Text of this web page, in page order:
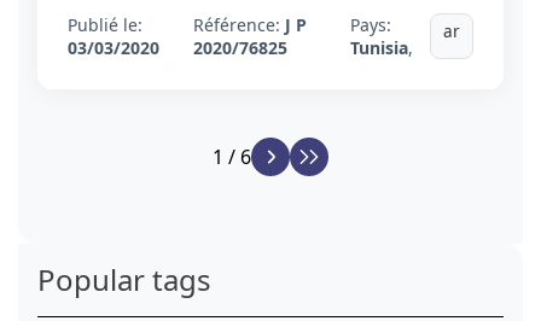
Publié le:
03/03/2020
Référence: J P
2020/76825
Pays:
Tunisia,
ar
1 / 6
Popular tags